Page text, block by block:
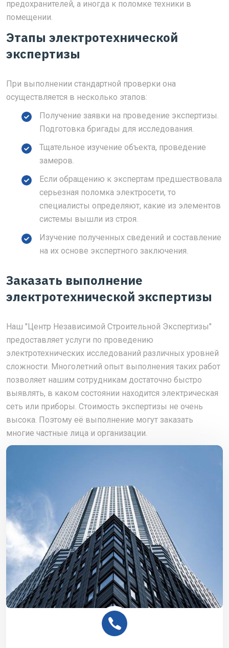
предохранителей, а иногда к поломке техники в
помещении.
Этапы электротехнической
экспертизы
При выполнении стандартной проверки она
осуществляется в несколько этапов:
Получение заявки на проведение экспертизы.
Подготовка бригады для исследования.
Тщательное изучение объекта, проведение
замеров.
Если обращению к экспертам предшествовала
серьезная поломка электросети, то
специалисты определяют, какие из элементов
системы вышли из строя.
Изучение полученных сведений и составление
на их основе экспертного заключения.
Заказать выполнение
электротехнической экспертизы
Наш "Центр Независимой Строительной Экспертизы"
предоставляет услуги по проведению
электротехнических исследований различных уровней
сложности. Многолетний опыт выполнения таких работ
позволяет нашим сотрудникам достаточно быстро
выявлять, в каком состоянии находится электрическая
сеть или приборы. Стоимость экспертизы не очень
высока. Поэтому её выполнение могут заказать
многие частные лица и организации.